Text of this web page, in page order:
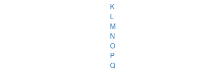
K
L
M
N
O
P
Q